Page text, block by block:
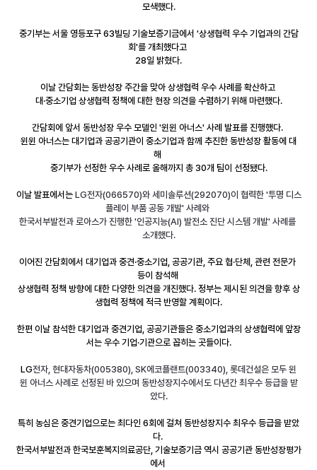
모색했다.
중기부는 서울 영등포구 63빌딩 기술보증기금에서 '상생협력 우수 기업과의 간담
회'를 개최했다고
28일 밝혔다.
이날 간담회는 동반성장 주간을 맞아 상생협력 우수 사례를 확산하고
대·중소기업 상생협력 정책에 대한 현장 의견을 수렴하기 위해 마련했다.
간담회에 앞서 동반성장 우수 모델인 '윈윈 아너스' 사례 발표를 진행했다.
윈윈 아너스는 대기업과 공공기관이 중소기업과 함께 추진한 동반성장 활동에 대
해
중기부가 선정한 우수 사례로 올해까지 총 30개 팀이 선정됐다.
이날 발표에서는 LG전자(066570)와 세미솔루션(292070)이 협력한 '투명 디스
플레이 부품 공동 개발' 사례와
한국서부발전과 로아스가 진행한 '인공지능(AI) 발전소 진단 시스템 개발' 사례를
소개했다.
이어진 간담회에서 대기업과 중견·중소기업, 공공기관, 주요 협·단체, 관련 전문가
등이 참석해
상생협력 정책 방향에 대한 다양한 의견을 개진했다. 정부는 제시된 의견을 향후 상
생협력 정책에 적극 반영할 계획이다.
한편 이날 참석한 대기업과 중견기업, 공공기관들은 중소기업과의 상생협력에 앞장
서는 우수 기업·기관으로 꼽히는 곳들이다.
LG전자, 현대자동차(005380), SK에코플랜트(003340), 롯데건설은 모두 윈
윈 아너스 사례로 선정된 바 있으며 동반성장지수에서도 다년간 최우수 등급을 받
았다.
특히 농심은 중견기업으로는 최다인 6회에 걸쳐 동반성장지수 최우수 등급을 받았
다.
한국서부발전과 한국보훈복지의료공단, 기술보증기금 역시 공공기관 동반성장평가
에서